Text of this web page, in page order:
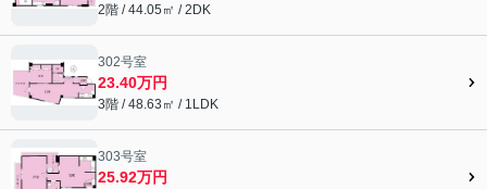
2階 / 44.05㎡ / 2DK
302号室
23.40万円
3階 / 48.63㎡ / 1LDK
303号室
25.92万円